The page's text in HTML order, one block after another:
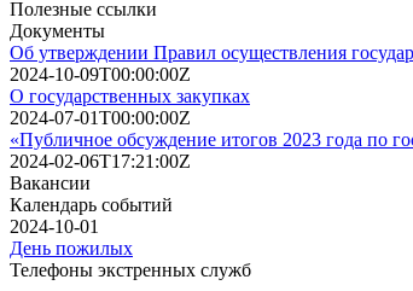
Полезные ссылки
Документы
Об утверждении Правил осуществления
2024-10-09T00:00:00Z
О государственных закупках
2024-07-01T00:00:00Z
«Публичное обсуждение итогов 2023 года по
2024-02-06T17:21:00Z
Вакансии
Календарь событий
2024-10-01
День пожилых
Телефоны экстренных служб